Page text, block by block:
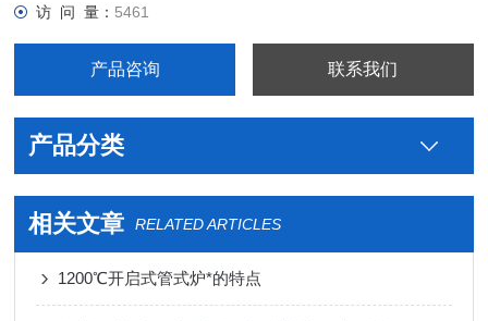
访 问 量： 5461
产品咨询 联系我们
产品分类
相关文章 RELATED ARTICLES
1200℃开启式管式炉*的特点